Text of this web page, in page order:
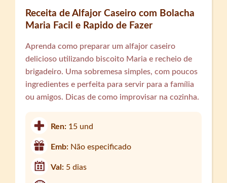
Receita de Alfajor Caseiro com Bolacha
Maria Facil e Rapido de Fazer
Aprenda como preparar um alfajor caseiro
delicioso utilizando biscoito Maria e recheio de
brigadeiro. Uma sobremesa simples, com poucos
ingredientes e perfeita para servir para a família
ou amigos. Dicas de como improvisar na cozinha.
Ren: 15 und
Emb: Não especificado
Val: 5 dias